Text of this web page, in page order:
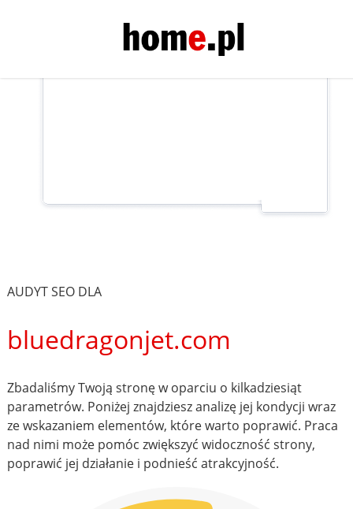
AUDYT SEO DLA
bluedragonjet.com
Zbadaliśmy Twoją stronę w oparciu o kilkadziesiąt
parametrów. Poniżej znajdziesz analizę jej kondycji wraz
ze wskazaniem elementów, które warto poprawić. Praca
nad nimi może pomóc zwiększyć widoczność strony,
poprawić jej działanie i podnieść atrakcyjność.